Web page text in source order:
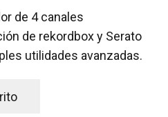
de 4 canales
de rekordbox y Serato
utilidades avanzadas.